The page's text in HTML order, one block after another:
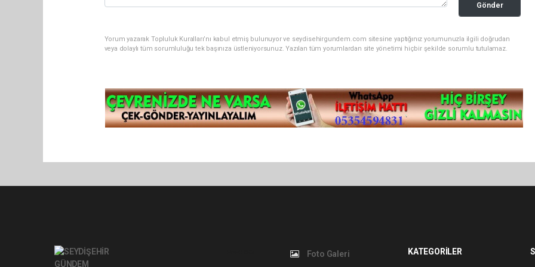
Gönder
Yorum yazarak Topluluk Kuralları’nı kabul etmiş bulunuyor ve seydisehirgundem.com sitesine yaptığınız yorumunuzla ilgili doğrudan
veya dolaylı tüm sorumluluğu tek başınıza üstleniyorsunuz. Yazılan tüm yorumlardan site yönetimi hiçbir şekilde sorumlu tutulamaz.
Foto Galeri KATEGORİLER